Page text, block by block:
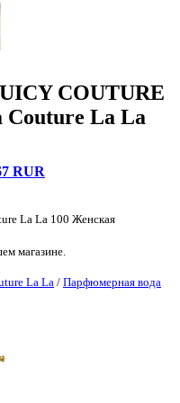
COUTURE
La La
RUR
La La 100 Женская
магазине.
La La / Парфюмерная вода